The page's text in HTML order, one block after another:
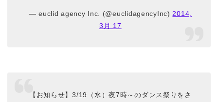
— euclid agency Inc. (@euclidagencyInc) 2014,
3月 17
【お知らせ】3/19（水）夜7時～のダンス祭りをさ